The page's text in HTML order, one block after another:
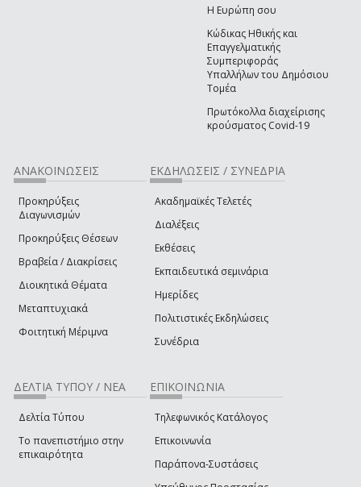
Η Ευρώπη σου
Κώδικας Ηθικής και
Επαγγελματικής
Συμπεριφοράς
Υπαλλήλων του Δημόσιου
Τομέα
Πρωτόκολλα διαχείρισης
κρούσματος Covid-19
ΑΝΑΚΟΙΝΩΣΕΙΣ
Προκηρύξεις
Διαγωνισμών
Προκηρύξεις Θέσεων
Βραβεία / Διακρίσεις
Διοικητικά Θέματα
Μεταπτυχιακά
Φοιτητική Μέριμνα
ΕΚΔΗΛΩΣΕΙΣ / ΣΥΝΕΔΡΙΑ
Ακαδημαϊκές Τελετές
Διαλέξεις
Εκθέσεις
Εκπαιδευτικά σεμινάρια
Ημερίδες
Πολιτιστικές Εκδηλώσεις
Συνέδρια
ΔΕΛΤΙΑ ΤΥΠΟΥ / ΝΕΑ
Δελτία Τύπου
Το πανεπιστήμιο στην
επικαιρότητα
ΕΠΙΚΟΙΝΩΝΙΑ
Τηλεφωνικός Κατάλογος
Επικοινωνία
Παράπονα-Συστάσεις